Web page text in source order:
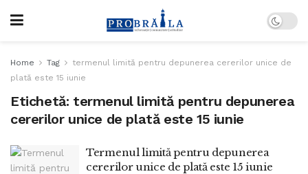
Home Tag
termenul limită pentru depunerea cererilor unice de
plată este 15 iunie
Etichetă: termenul limită pentru depunerea
cererilor unice de plată este 15 iunie
Termenul limită pentru depunerea
cererilor unice de plată este 15 iunie